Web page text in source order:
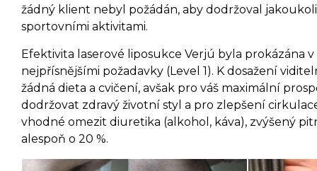
žádný klient nebyl požádán, aby dodržoval
sportovními aktivitami.
Efektivita laserové liposukce Verjú byla prokázána
nejpřísnějšími požadavky (Level 1). K dosažení
žádná dieta a cvičení, avšak pro váš maximální
dodržovat zdravý životní styl a pro zlepšení
vhodné omezit diuretika (alkohol, káva), zvýšený
alespoň o 20 %.